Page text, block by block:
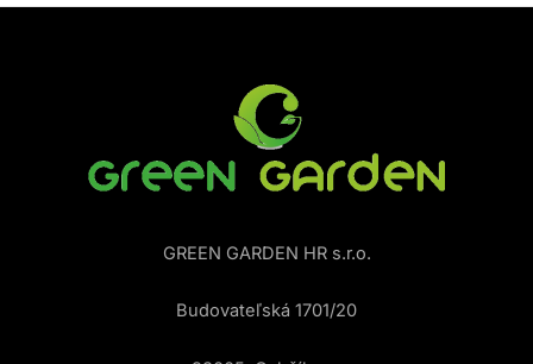
GREEN GARDEN HR s.r.o.
Budovateľská 1701/20